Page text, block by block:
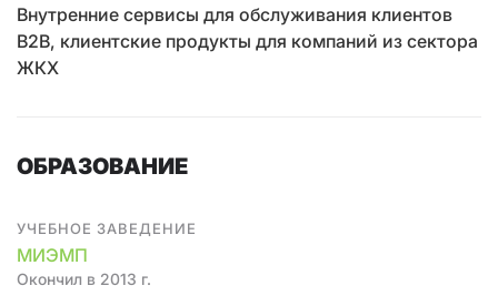
Внутренние сервисы для обслуживания клиентов
B2B, клиентские продукты для компаний из сектора
ЖКХ
ОБРАЗОВАНИЕ
УЧЕБНОЕ ЗАВЕДЕНИЕ
МИЭМП
Окончил в 2013 г.